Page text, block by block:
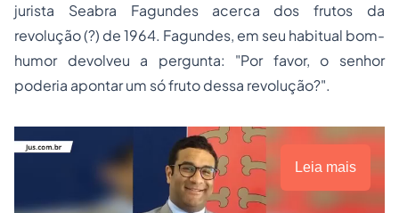
jurista Seabra Fagundes acerca dos frutos da
revolução (?) de 1964. Fagundes, em seu habitual bom-
humor devolveu a pergunta: "Por favor, o senhor
poderia apontar um só fruto dessa revolução?".
Leia mais